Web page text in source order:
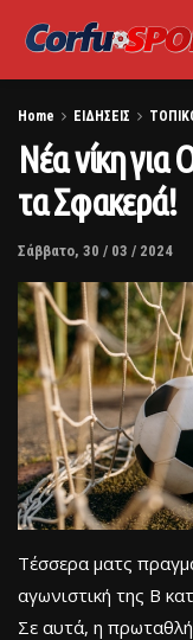
Home ΕΙΔΗΣΕΙΣ
Νέα νίκη για
τα Σφακερά!
Σάββατο, 30 / 03 / 2024
Τέσσερα ματς
αγωνιστική της Β
Σε αυτά, η